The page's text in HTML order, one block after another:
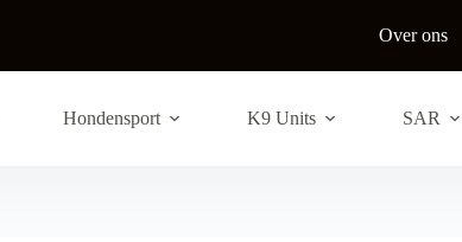
Over ons
Hondensport K9 Units SAR